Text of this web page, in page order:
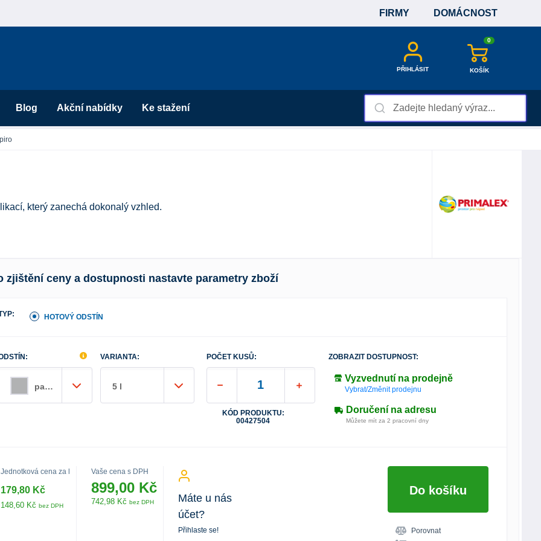
FIRMY DOMÁCNOST
PŘIHLÁSIT
0
KOŠÍK
Blog Akční nabídky Ke stažení
který zanechá dokonalý vzhled.
zjištění ceny a dostupnosti nastavte parametry zboží
HOTOVÝ ODSTÍN
pařížská šeď
VARIANTA:
5 l
POČET KUSŮ:
KÓD PRODUKTU:
00427504
ZOBRAZIT DOSTUPNOST:
Vyzvednutí na prodejně
Vybrat/Změnit prodejnu
Doručení na adresu
Můžete mít za 2 pracovní dny
Jednotková cena za l
179,80 Kč
148,60 Kč bez DPH
Vaše cena s DPH
899,00 Kč
742,98 Kč bez DPH
Máte u nás
účet?
Přihlaste se!
Do košíku
Porovnat